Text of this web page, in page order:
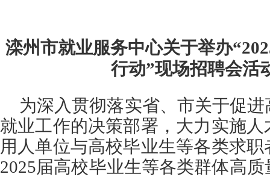
滦州市就业服务中心关于举办
行动”现场招聘会活
为深入贯彻落实省、市关于促
就业工作的决策部署，大力实施
用人单位与高校毕业生等各类求
2025届高校毕业生等各类群体高